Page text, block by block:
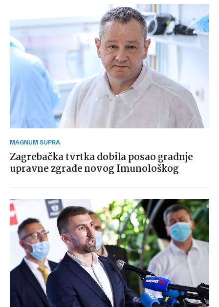
MAGNUM SUPRA
Zagrebačka tvrtka dobila posao gradnje
upravne zgrade novog Imunološkog